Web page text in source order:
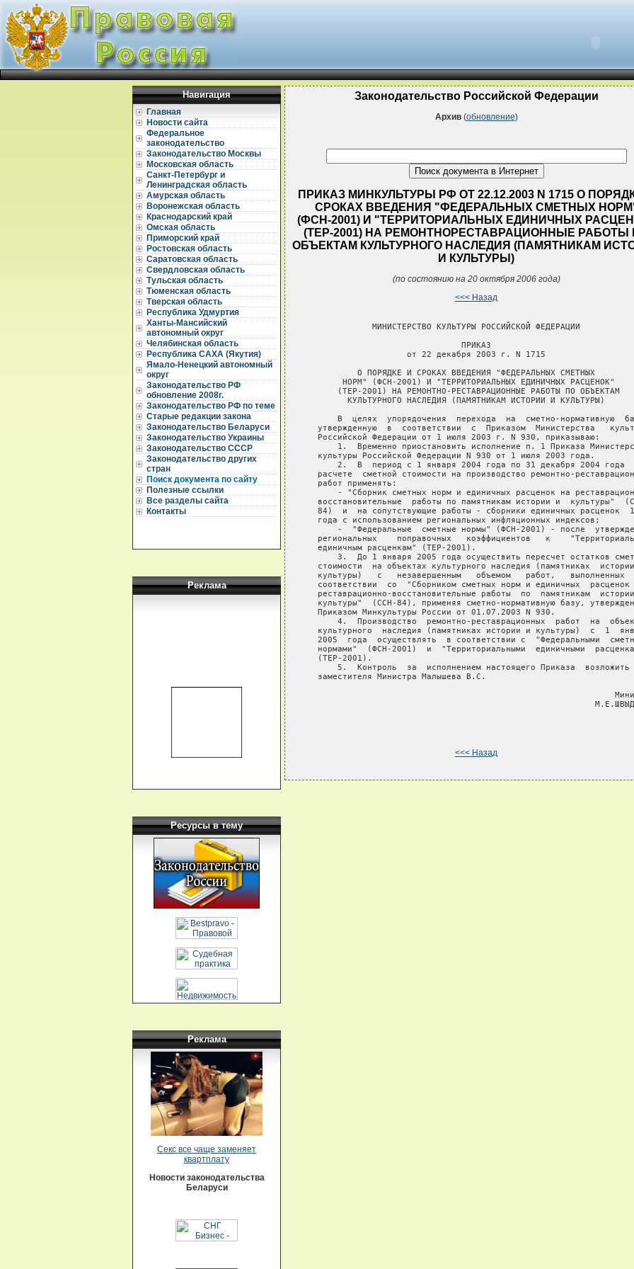
Навигация
Главная
Новости сайта
Федеральное
законодательство
Законодательство Москвы
Московская область
Санкт-Петербург и
Ленинградская область
Амурская область
Воронежская область
Краснодарский край
Омская область
Приморский край
Ростовская область
Саратовская область
Свердловская область
Тульская область
Тюменская область
Тверская область
Республика Удмуртия
Ханты-Мансийский
автономный округ
Челябинская область
Республика САХА (Якутия)
Ямало-Ненецкий автономный
округ
Законодательство РФ
обновление 2008г.
Законодательство РФ по теме
Старые редакции закона
Законодательство Беларуси
Законодательство Украины
Законодательство СССР
Законодательство других
стран
Поиск документа по сайту
Полезные ссылки
Все разделы сайта
Контакты
Реклама
Ресурсы в тему
Реклама
Секс все чаще заменяет
квартплату
Новости законодательства
Беларуси
Законодательство Российской Федерации
Архив (обновление)
ПРИКАЗ МИНКУЛЬТУРЫ РФ ОТ 22.12.2003 N 1715 О
СРОКАХ ВВЕДЕНИЯ "ФЕДЕРАЛЬНЫХ СМЕТНЫХ
(ФСН-2001) И "ТЕРРИТОРИАЛЬНЫХ ЕДИНИЧНЫХ
(ТЕР-2001) НА РЕМОНТНОРЕСТАВРАЦИОННЫЕ РАБОТЫ
ОБЪЕКТАМ КУЛЬТУРНОГО НАСЛЕДИЯ (ПАМЯТНИКАМ
И КУЛЬТУРЫ)
(по состоянию на 20 октября 2006 года)
<<< Назад
              МИНИСТЕРСТВО КУЛЬТУРЫ РОССИЙСКОЙ ФЕДЕРАЦИИ
                                ПРИКАЗ
                     от 22 декабря 2003 г. N 1715
           О ПОРЯДКЕ И СРОКАХ ВВЕДЕНИЯ "ФЕДЕРАЛЬНЫХ СМЕТНЫХ
        НОРМ" (ФСН-2001) И "ТЕРРИТОРИАЛЬНЫХ ЕДИНИЧНЫХ РАСЦЕНОК"
       (ТЕР-2001) НА РЕМОНТНО-РЕСТАВРАЦИОННЫЕ РАБОТЫ ПО ОБЪЕКТАМ
         КУЛЬТУРНОГО НАСЛЕДИЯ (ПАМЯТНИКАМ ИСТОРИИ И КУЛЬТУРЫ)
В  целях  упорядочения  перехода  на  сметно-нормативную
утвержденную  в  соответствии  с  Приказом  Министерства
   Российской Федерации от 1 июля 2003 г. N 930, приказываю:
1.  Временно приостановить исполнение п. 1 Приказа
   культуры Российской Федерации N 930 от 1 июля 2003 года.
2.  В  период с 1 января 2004 года по 31 декабря 2004 года
расчете  сметной стоимости на производство ремонтно-
   работ применять:
- "Сборник сметных норм и единичных расценок на
восстановительные  работы по памятникам истории и  культуры"
84)  и  на сопутствующие работы - сборники единичных расценок
   года с использованием региональных инфляционных индексов;
-  "Федеральные  сметные нормы" (ФСН-2001) - после
региональных    поправочных   коэффициентов   к
   единичным расценкам" (ТЕР-2001).
3.  До 1 января 2005 года осуществить пересчет остатков
стоимости  на объектах культурного наследия (памятниках
культуры)   с   незавершенным   объемом   работ,   выполненных
соответствии  со  "Сборником сметных норм и единичных  расценок
реставрационно-восстановительные работы  по  памятникам
культуры"  (ССН-84), применяя сметно-нормативную базу,
   Приказом Минкультуры России от 01.07.2003 N 930.
4.  Производство  ремонтно-реставрационных  работ  на
культурного  наследия (памятниках истории и культуры)  с  1
2005  года  осуществлять  в соответствии с  "Федеральными
нормами"  (ФСН-2001)  и  "Территориальными  единичными
   (ТЕР-2001).
5.  Контроль  за  исполнением настоящего Приказа  возложить
   заместителя Министра Малышева В.С.
<<< Назад